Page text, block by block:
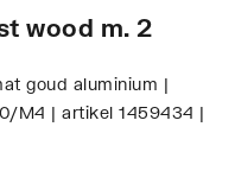
wood m. 2
goud aluminium |
M4 | artikel 1459434 |